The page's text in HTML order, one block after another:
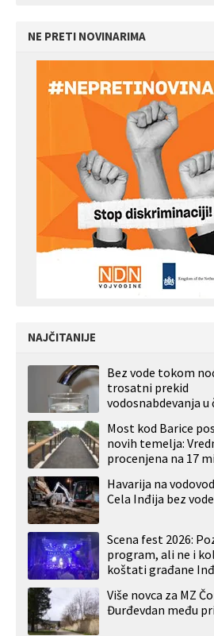
NE PRETI NOVINARIMA
NAJČITANIJE
Bez vode tokom
trosatni prekid
vodosnabdevanja
Most kod Barice
novih temelja:
procenjena na 17
Havarija na
Cela Inđija bez vode
Scena fest 2026:
program, ali ne i
koštati građane
Više novca za MZ
Đurđevdan među